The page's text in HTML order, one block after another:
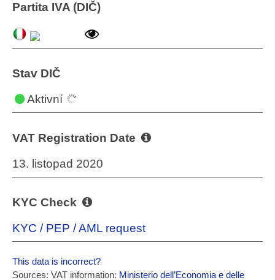
Partita IVA (DIČ)
Stav DIČ
Aktivní
VAT Registration Date
13. listopad 2020
KYC Check
KYC / PEP / AML request
This data is incorrect?
Sources: VAT information: Ministerio dell’Economia e delle